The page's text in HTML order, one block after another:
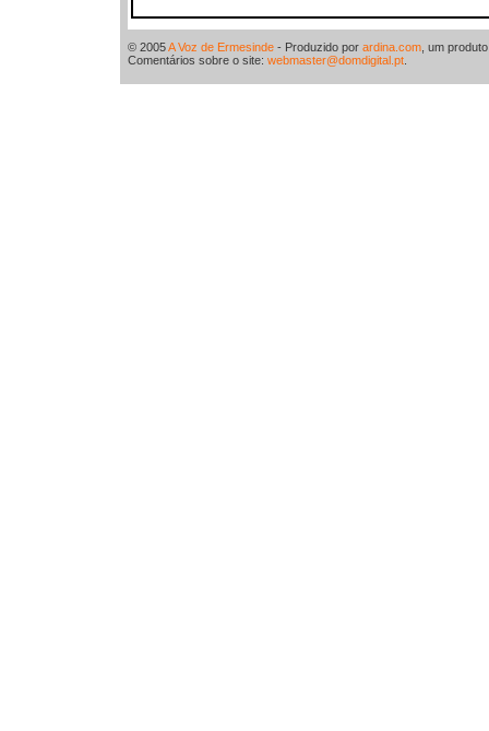
© 2005A Voz de Ermesinde - Produzido por ardina.com , um
Comentários sobre o site: webmaster@domdigital.pt